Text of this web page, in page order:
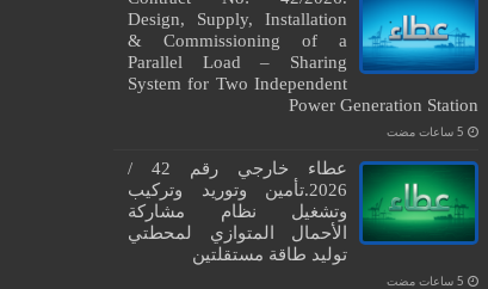
Design, Supply, Installation
& Commissioning of a
Parallel Load – Sharing
System for Two Independent
Power Generation Station
عطاء خارجي رقم 42 /
2026.تأمين وتوريد وتركيب
وتشغيل نظام مشاركة
الأحمال المتوازي لمحطتي
توليد طاقة مستقلتين